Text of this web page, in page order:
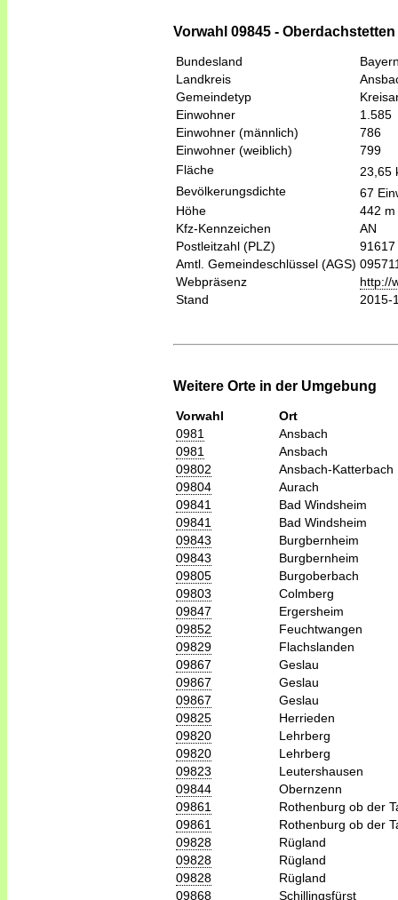
Vorwahl 09845 -
Bundesland
Landkreis
Gemeindetyp
Einwohner
1.585
Einwohner (männlich)
786
Einwohner (weiblich)
799
Fläche
23,65
Bevölkerungsdichte
67
Höhe
442 m
Kfz-Kennzeichen
AN
Postleitzahl (PLZ)
91617
Amtl. Gemeindeschlüssel (AGS)
Webpräsenz
http://
Stand
2015-
Weitere Orte in der Umgebung
Vorwahl
Ort
0981
Ansbach
0981
Ansbach
09802
Ansbach-Katterbach
09804
Aurach
09841
Bad Windsheim
09841
Bad Windsheim
09843
Burgbernheim
09843
Burgbernheim
09805
Burgoberbach
09803
Colmberg
09847
Ergersheim
09852
Feuchtwangen
09829
Flachslanden
09867
Geslau
09867
Geslau
09867
Geslau
09825
Herrieden
09820
Lehrberg
09820
Lehrberg
09823
Leutershausen
09844
Obernzenn
09861
Rothenburg ob der
09861
Rothenburg ob der
09828
Rügland
09828
Rügland
09828
Rügland
09868
Schillingsfürst